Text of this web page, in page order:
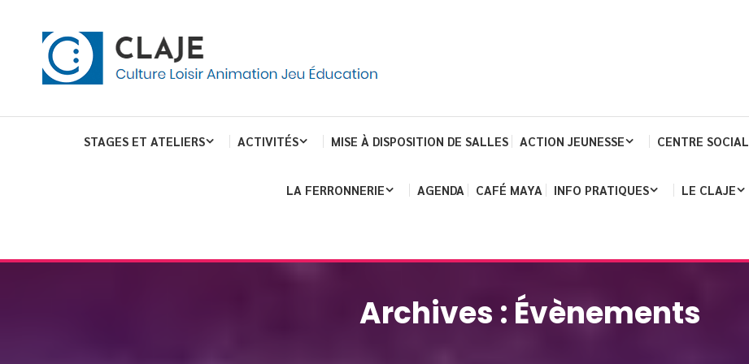
Claje
STAGES ET ATELIERS ACTIVITÉS MISE À DISPOSITION DE SALLES ACTION JEUNESSE CENTRE SOCIAL
LA FERRONNERIE AGENDA CAFÉ MAYA INFO PRATIQUES LE CLAJE
Archives : Évènements